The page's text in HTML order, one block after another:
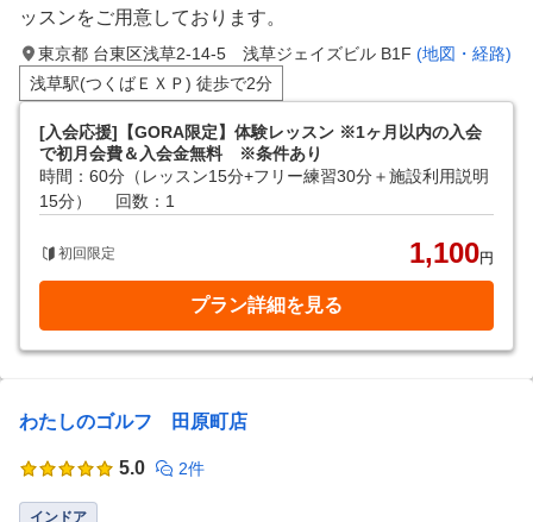
ッスンをご用意しております。
東京都 台東区浅草2-14-5 浅草ジェイズビル B1F (地図・経路)
浅草駅(つくばＥＸＰ) 徒歩で2分
[入会応援]【GORA限定】体験レッスン ※1ヶ月以内の入会
で初月会費＆入会金無料 ※条件あり
時間：60分（レッスン15分+フリー練習30分＋施設利用説明
15分）
回数：1
初回限定 1,100円
プラン詳細を見る
わたしのゴルフ 田原町店
5.0 2件
インドア